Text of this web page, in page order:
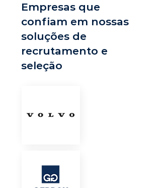
Empresas que
confiam em nossas
soluções de
recrutamento e
seleção